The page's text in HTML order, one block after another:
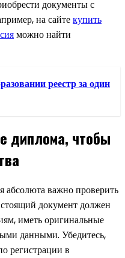
документы с
на сайтекупить
можно найти
реестр за один
диплома, чтобы
важно проверить
документ должен
иметь оригинальные
данными. Убедитесь,
регистрации в